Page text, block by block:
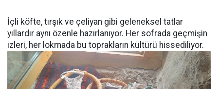
İçli köfte, tırşık ve çeliyan gibi geleneksel tatlar
yıllardır aynı özenle hazırlanıyor. Her sofrada geçmişin
izleri, her lokmada bu toprakların kültürü hissediliyor.